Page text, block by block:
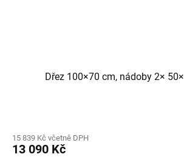
Dřez 100×70 cm, nádoby 2×
15 839 Kč včetně DPH
13 090 Kč